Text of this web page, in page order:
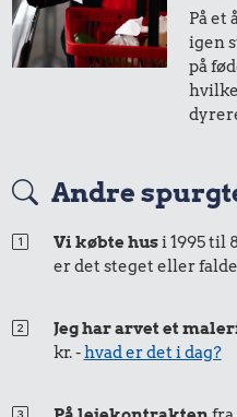
På et
igen
på
Andre
Vi købte husi 1995 til
er det steget eller
Jeg har arvet et
kr. -hvad er det i dag?